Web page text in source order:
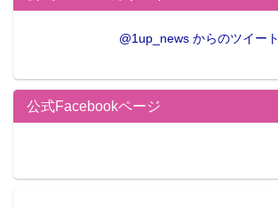
@1up_news からのツイート
公式Facebookページ